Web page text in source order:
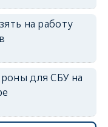
на работу
для СБУ на